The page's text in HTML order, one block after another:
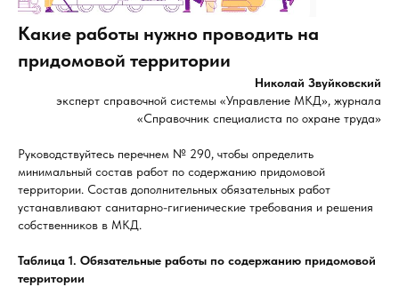
Какие работы нужно проводить на
придомовой территории
Николай Звуйковский
эксперт справочной системы «Управление МКД», журнала
«Справочник специалиста по охране труда»
Руководствуйтесь перечнем № 290, чтобы определить
минимальный состав работ по содержанию придомовой
территории. Состав дополнительных обязательных работ
устанавливают санитарно-гигиенические требования и решения
собственников в МКД.
Таблица 1. Обязательные работы по содержанию придомовой
территории